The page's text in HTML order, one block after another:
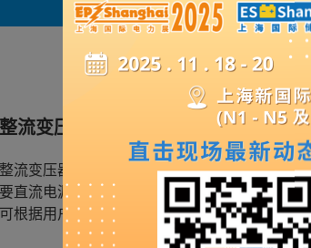
整流变压器
整流变压器被广泛应用于电热冶金、电化学、
要直流电源及电压变换的场合。产品符合最新
可根据用户要求，提供各类特殊整流变压器。